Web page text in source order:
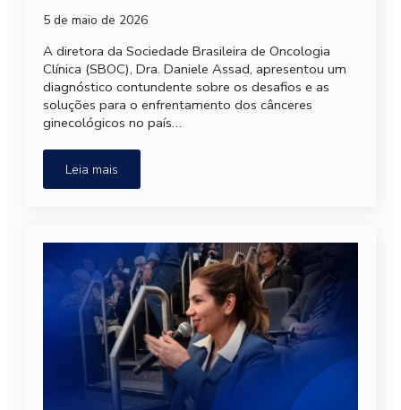
5 de maio de 2026
A diretora da Sociedade Brasileira de Oncologia
Clínica (SBOC), Dra. Daniele Assad, apresentou um
diagnóstico contundente sobre os desafios e as
soluções para o enfrentamento dos cânceres
ginecológicos no país…
Leia mais